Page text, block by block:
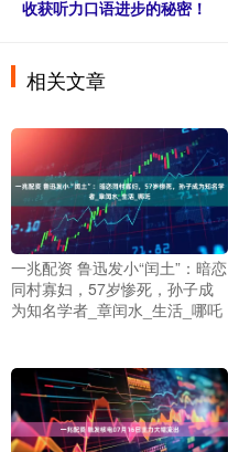
收获听力口语进步的秘密！
相关文章
一兆配资 鲁迅发小“闰土”：暗恋
同村寡妇，57岁惨死，孙子成
为知名学者_章闰水_生活_哪吒